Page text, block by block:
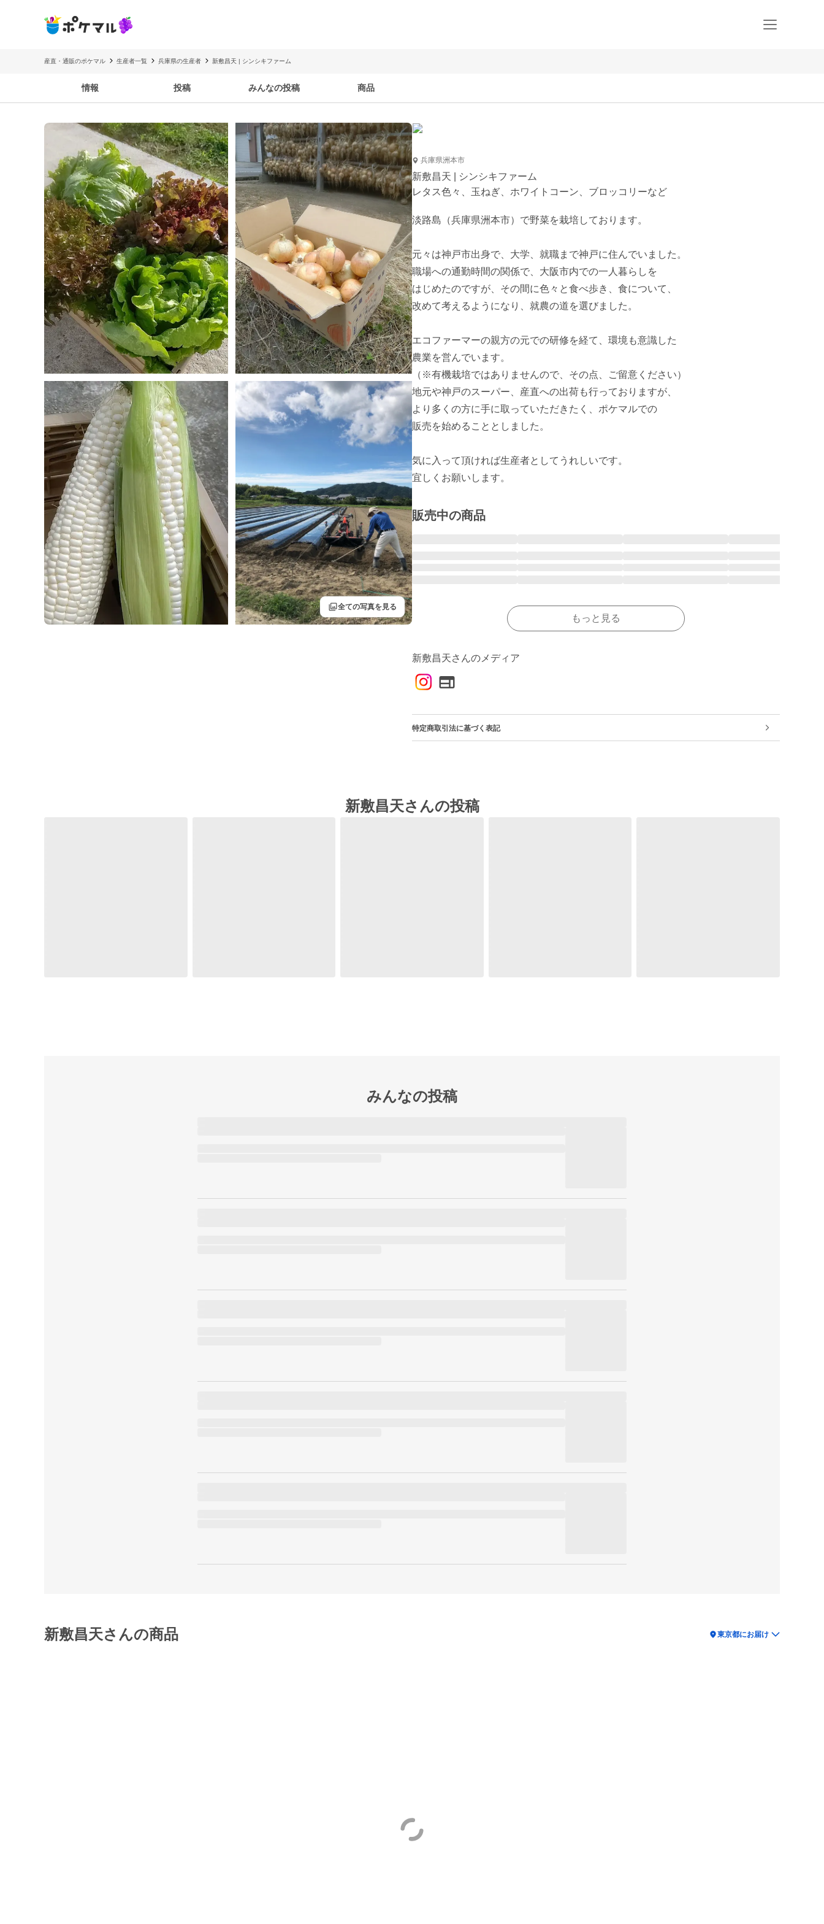
産直・通販のポケマル 生産者一覧 兵庫県の生産者 新敷昌天 | シンシキファーム
情報 投稿 みんなの投稿 商品
filter全ての写真を見る
兵庫県洲本市
新敷昌天 | シンシキファーム
レタス色々、玉ねぎ、ホワイトコーン、ブロッコリーなど
淡路島（兵庫県洲本市）で野菜を栽培しております。
元々は神戸市出身で、大学、就職まで神戸に住んでいました。
職場への通勤時間の関係で、大阪市内での一人暮らしを
はじめたのですが、その間に色々と食べ歩き、食について、
改めて考えるようになり、就農の道を選びました。
エコファーマーの親方の元での研修を経て、環境も意識した
農業を営んでいます。
（※有機栽培ではありませんので、その点、ご留意ください）
地元や神戸のスーパー、産直への出荷も行っておりますが、
より多くの方に手に取っていただきたく、ポケマルでの
販売を始めることとしました。
気に入って頂ければ生産者としてうれしいです。
宜しくお願いします。
販売中の商品
もっと見る
新敷昌天さんのメディア
特定商取引法に基づく表記
新敷昌天さんの投稿
みんなの投稿
新敷昌天さんの商品 location_on東京都にお届け